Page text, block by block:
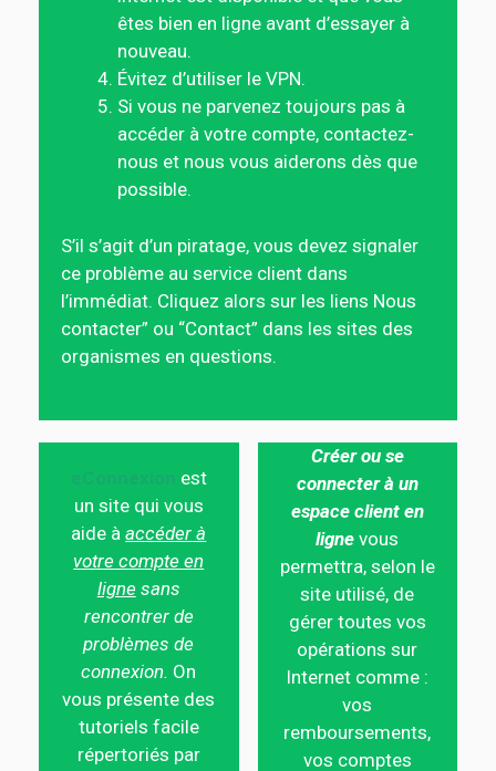
êtes bien en ligne avant d’essayer à
nouveau.
Évitez d’utiliser le VPN.
Si vous ne parvenez toujours pas à
accéder à votre compte, contactez-
nous et nous vous aiderons dès que
possible.
S’il s’agit d’un piratage, vous devez signaler
ce problème au service client dans
l’immédiat. Cliquez alors sur les liens Nous
contacter” ou “Contact” dans les sites des
organismes en questions.
est
un site qui vous
aide àaccéder à
votre compte en
ligne sans
rencontrer de
problèmes de
connexion. On
vous présente des
tutoriels facile
répertoriés par
Créer ou se
connecter à un
espace client en
ligne vous
permettra, selon le
site utilisé, de
gérer toutes vos
opérations sur
Internet comme :
vos
remboursements,
vos comptes